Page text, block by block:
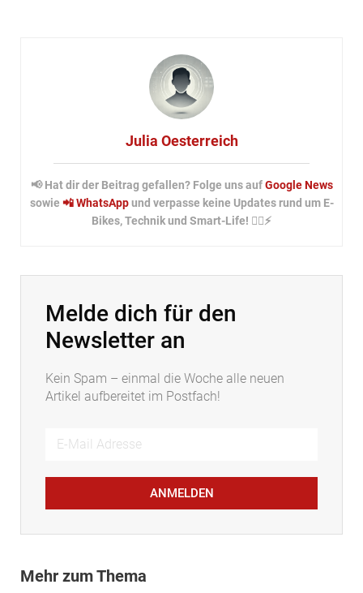
Julia Oesterreich
📢 Hat dir der Beitrag gefallen? Folge uns aufGoogle News
sowie 📲 WhatsAppund verpasse keine Updates rund um E-
Bikes, Technik und Smart-Life! 🚴‍♂️⚡
Melde dich für den
Newsletter an
Kein Spam – einmal die Woche alle neuen
Artikel aufbereitet im Postfach!
ANMELDEN
Mehr zum Thema